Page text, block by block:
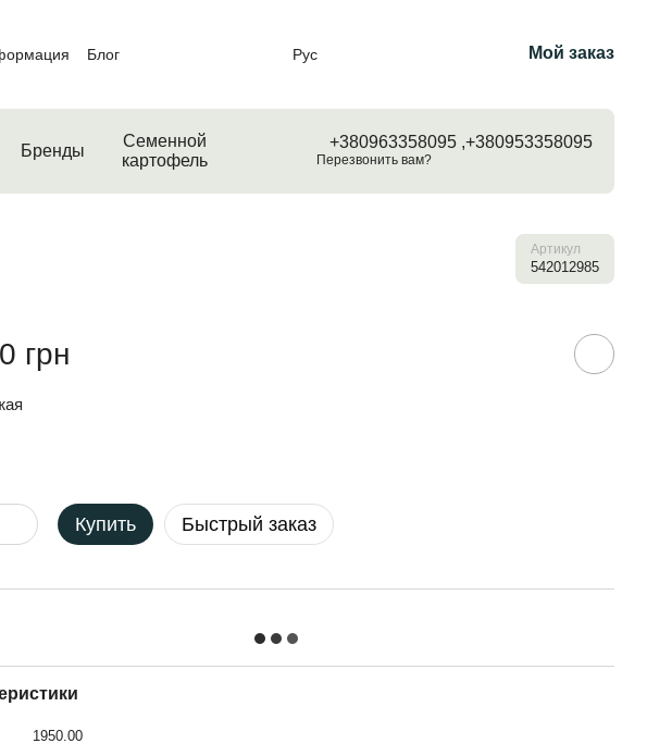
Блог Рус Мой заказ
Бренды
Семенной
картофель
+380963358095 ,+380953358095
Перезвонить вам?
Артикул
542012985
грн
Купить Быстрый заказ
1950.00